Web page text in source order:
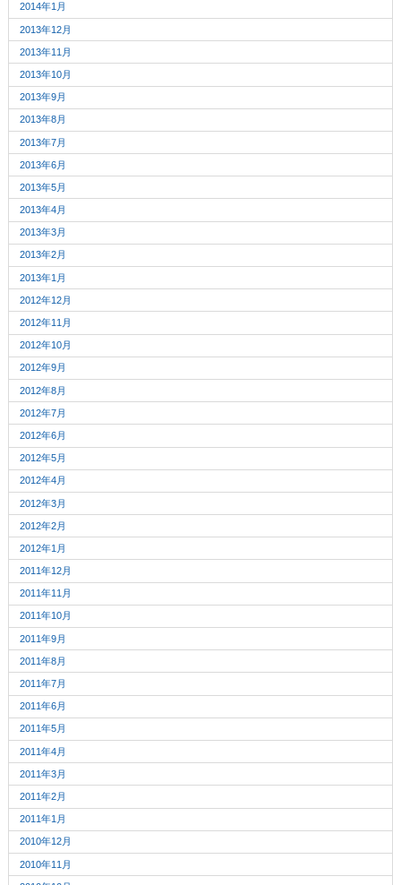
2014年1月
2013年12月
2013年11月
2013年10月
2013年9月
2013年8月
2013年7月
2013年6月
2013年5月
2013年4月
2013年3月
2013年2月
2013年1月
2012年12月
2012年11月
2012年10月
2012年9月
2012年8月
2012年7月
2012年6月
2012年5月
2012年4月
2012年3月
2012年2月
2012年1月
2011年12月
2011年11月
2011年10月
2011年9月
2011年8月
2011年7月
2011年6月
2011年5月
2011年4月
2011年3月
2011年2月
2011年1月
2010年12月
2010年11月